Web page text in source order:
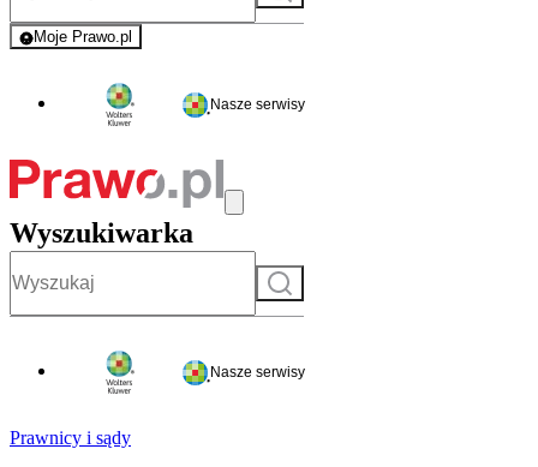
Moje Prawo.pl
- rejestracja i logowanie do serwisu
Nasze serwisy
Wyszukiwarka
Szukaj
Nasze serwisy
Prawnicy i sądy